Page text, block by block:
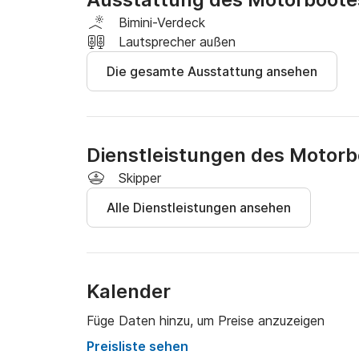
Falls Sie keinen gültigen Führerschein haben,
Der Kraftstoff ist nicht im Preis inbegriffen.
Bimini-Verdeck
Lautsprecher außen
Die gesamte Ausstattung ansehen
Dienstleistungen des
Skipper
Alle Dienstleistungen ansehen
Kalender
Füge Daten hinzu, um Preise anzuzeigen
Preisliste sehen